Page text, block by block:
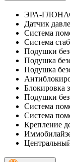
ЭРА-
Датчик
Система
Система
Подушки
Подушка
Подушка
Блокировка
Подушки
Система
Система
Крепление